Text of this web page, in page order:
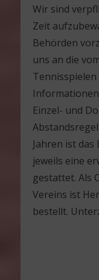
Wir sind
Zeit
Behörden
uns an die
Einzel- und
Jahren ist
jeweils eine
gestattet. Als
Vereins ist
bestellt.